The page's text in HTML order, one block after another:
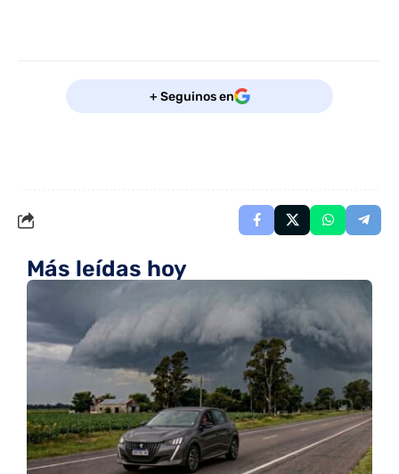
+ Seguinos en
Más leídas hoy